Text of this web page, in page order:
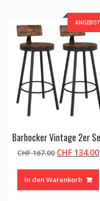
Barhocker Vintage 2er
CHF167.00
war:
CHF 167.00
CHF 134.00
In den Warenkorb